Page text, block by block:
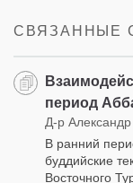
СВЯЗАННЫЕ
период
Д-р
В ранний
буддийские
Восточного